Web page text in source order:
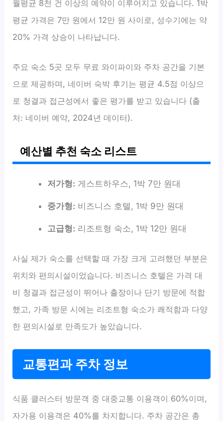
월평균 8천 건 이상의 예약이 이루어지고 있습니다. 1박
평균 가격은 7만 원에서 12만 원 사이로, 성수기에는 약
20% 가격 상승이 나타납니다.
주요 숙소 5곳 모두 무료 와이파이와 주차 공간을 기본
으로 제공하며, 네이버 숙박 후기는 평균 4.5점 이상으
로 청결과 접근성에서 좋은 평가를 받고 있습니다 (출
처: 네이버 예약, 2024년 데이터).
예산별 추천 숙소 리스트
저가형: 게스트하우스, 1박 7만 원대
중가형: 비즈니스 호텔, 1박 9만 원대
고급형: 리조트형 숙소, 1박 12만 원대
사실 제가 숙소를 선택할 때 가장 크게 고려했던 부분은
위치와 편의시설이었습니다. 비즈니스 호텔은 가격 대
비 청결과 접근성이 뛰어나 출장이나 단기 방문에 적합
했고, 가족 방문 시에는 리조트형 숙소가 쾌적함과 다양
한 편의시설로 만족도가 높았습니다.
교통편과 주차 정보
식품 클러스터 방문객 중 대중교통 이용객이 60%이며,
자가용 이용객은 40%를 차지합니다. 주차 공간은 총